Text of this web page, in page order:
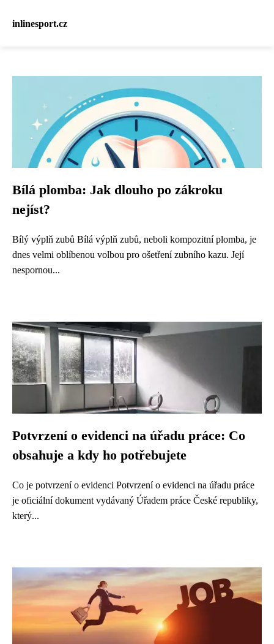
inlinesport.cz
Bílá plomba: Jak dlouho po zákroku
nejíst?
Bílý výplň zubů Bílá výplň zubů, neboli kompozitní plomba, je
dnes velmi oblíbenou volbou pro ošetření zubního kazu. Její
nespornou...
Potvrzení o evidenci na úřadu práce: Co
obsahuje a kdy ho potřebujete
Co je potvrzení o evidenci Potvrzení o evidenci na úřadu práce
je oficiální dokument vydávaný Úřadem práce České republiky,
který...